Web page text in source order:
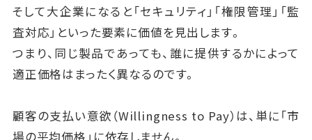
そして大企業になると「セキュリティ」「権限管理」「監
査対応」といった要素に価値を見出します。
つまり、同じ製品であっても、誰に提供するかによって
適正価格はまったく異なるのです。
顧客の支払い意欲（Willingness to Pay）は、単に「市
場の平均価格」に依存しません。